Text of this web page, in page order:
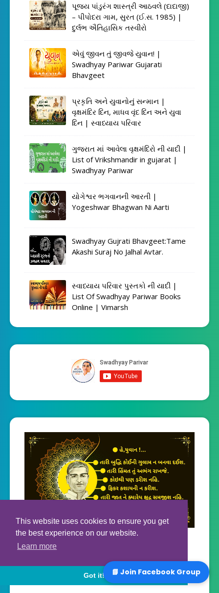
This website uses cookies to ensure you get
the best experience on our website.
Learn more
Got it!
પૂજ્ય પાંડુરંગ શાસ્ત્રી આઠવલે (દાદાજી)
– પીપોદરા ગામ, સુરત (ઈ.સ. 1985) |
દુર્લભ ઐતિહાસિક તસ્વીરો
એવું જીવન તું જીવજે યુવાન! |
Swadhyay Pariwar Gujarati
Bhavgeet
પ્રકૃતિ અને યુવાનોનું સન્માન |
વૃક્ષમંદિર દિન, માધવ વૃંદ દિન અને યુવા
દિન | સ્વાધ્યાય પરિવાર
ગુજરાત માં આવેલા વૃક્ષમંદિરો ની યાદી |
List of Vrikshmandir in gujarat |
Swadhyay Pariwar
યોગેશ્વર ભગવાનની આરતી |
Yogeshwar Bhagwan Ni Aarti
Swadhyay Gujrati Bhavgeet:Tame
Akashi Suraj No Jalhal Avtar.
સ્વાધ્યાય પરિવાર પુસ્તકો ની યાદી |
List Of Swadhyay Pariwar Books
Online | Vimarsh
📘 Join Facebook Group